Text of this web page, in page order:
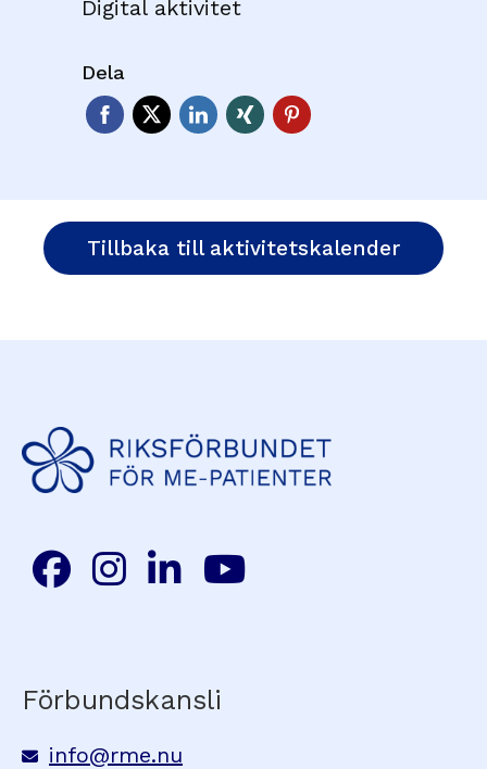
Digital aktivitet
Dela
Tillbaka till aktivitetskalender
Förbundskansli
info@rme.nu